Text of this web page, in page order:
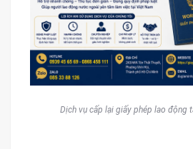
Dịch vụ cấp lại giấy phép lao động